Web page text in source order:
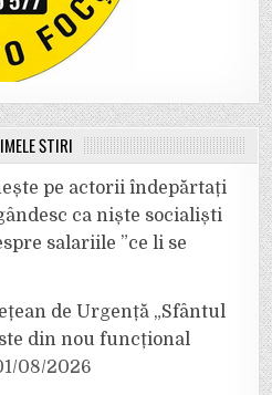
ȘTIRI
pe actorii îndepărtați
ca niște socialiști
salariile ”ce li se
de Urgență „Sfântul
din nou funcțional
08/2026